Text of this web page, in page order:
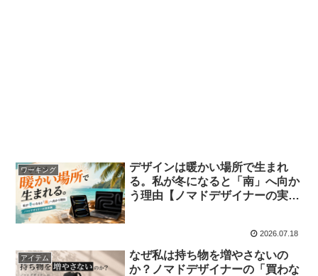
ワーキング
デザインは暖かい場所で生まれ
る。私が冬になると「南」へ向か
う理由【ノマドデザイナーの実体
2026.07.18
アイテム
なぜ私は持ち物を増やさないの
か？ノマドデザイナーの「買わな